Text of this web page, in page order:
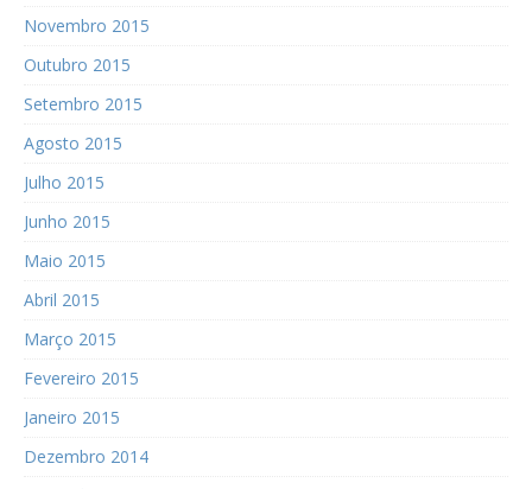
Novembro 2015
Outubro 2015
Setembro 2015
Agosto 2015
Julho 2015
Junho 2015
Maio 2015
Abril 2015
Março 2015
Fevereiro 2015
Janeiro 2015
Dezembro 2014